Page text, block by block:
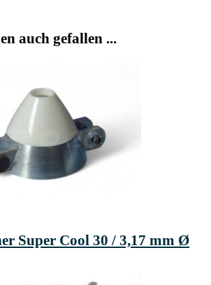
auch gefallen ...
Super Cool 30 / 3,17 mm Ø